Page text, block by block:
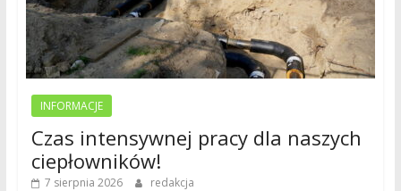
INFORMACJE
Czas intensywnej pracy dla naszych
ciepłowników!
7 sierpnia 2026 redakcja